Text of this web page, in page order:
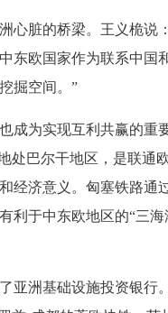
心脏的桥梁。王义桅说
东欧国家作为联系中国
掘空间。”
为实现互利共赢的重
处巴尔干地区，是联通
经济意义。匈塞铁路通
利于中东欧地区的“三海
亚洲基础设施投资银行